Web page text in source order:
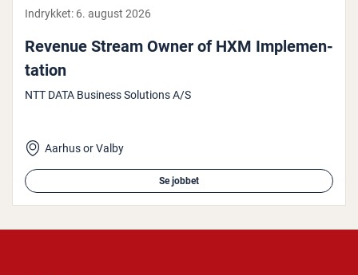
Indrykket: 6. august 2026
Revenue Stream Owner of HXM Im­ple­men­
ta­tion
NTT DATA Business Solutions A/S
Aarhus or Valby
Se jobbet